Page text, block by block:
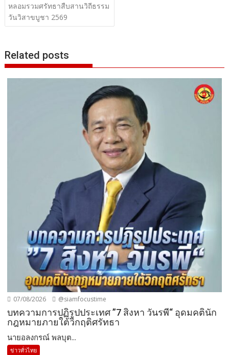
หลอมรวมศรัทธาสืบสานวิถีธรรม
วันวิสาขบูชา 2569
Related posts
07/08/2026 @siamfocustime
บทความการปฏิรูปประเทศ ”7 สิงหา วันรพี“ อุดมคตินัก
กฎหมายภายใต้วิกฤติศรัทธา
นายอลงกรณ์ พลบุต...
ข่าวทั่วไทย